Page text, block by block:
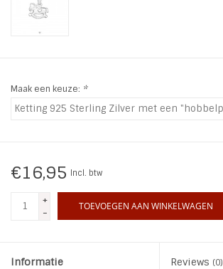
LIFESTYLE PRODUCTEN
SALE
Maak een keuze: *
€16,95 Incl. btw
+
-
TOEVOEGEN AAN WINKELWAGEN
Informatie Reviews (0)